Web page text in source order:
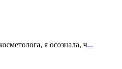
я осознала, ч...